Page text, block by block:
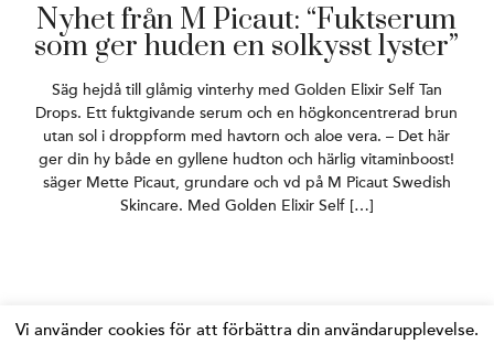
Nyhet från M Picaut: “Fuktserum
som ger huden en solkysst lyster”
Säg hejdå till glåmig vinterhy med Golden Elixir Self Tan
Drops. Ett fuktgivande serum och en högkoncentrerad brun
utan sol i droppform med havtorn och aloe vera. – Det här
ger din hy både en gyllene hudton och härlig vitaminboost!
säger Mette Picaut, grundare och vd på M Picaut Swedish
Skincare. Med Golden Elixir Self […]
Vi använder cookies för att förbättra din användarupplevelse.